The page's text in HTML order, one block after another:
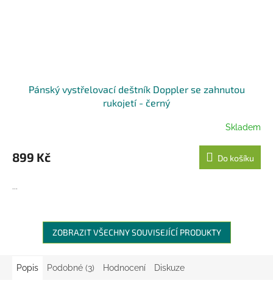
Pánský vystřelovací deštník Doppler se zahnutou
rukojetí - černý
Skladem
899 Kč Do košíku
...
ZOBRAZIT VŠECHNY SOUVISEJÍCÍ PRODUKTY
Popis Podobné (3) Hodnocení Diskuze